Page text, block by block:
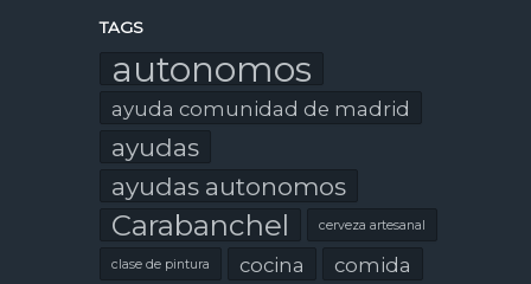
TAGS
autonomos
ayuda comunidad de madrid
ayudas
ayudas autonomos
Carabanchel cerveza artesanal
clase de pintura cocina comida